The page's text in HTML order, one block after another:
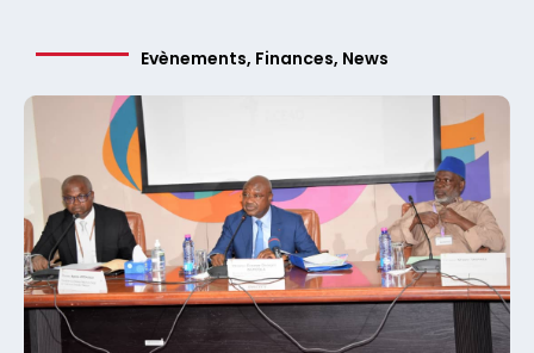
Evènements, Finances, News